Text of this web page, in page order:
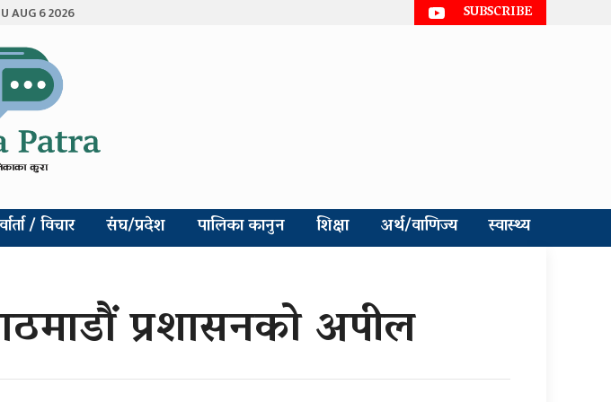
AUG 6 2026 SUBSCRIBE
/ विचार संघ/प्रदेश पालिका कानुन शिक्षा अर्थ/वाणिज्य स्वास्थ्य
प्रशासनको अपील